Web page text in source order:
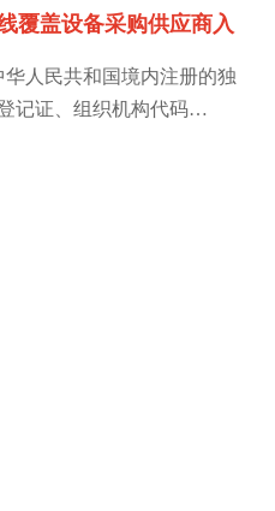
覆盖设备采购供应商入
人民共和国境内注册的独
记证、组织机构代码